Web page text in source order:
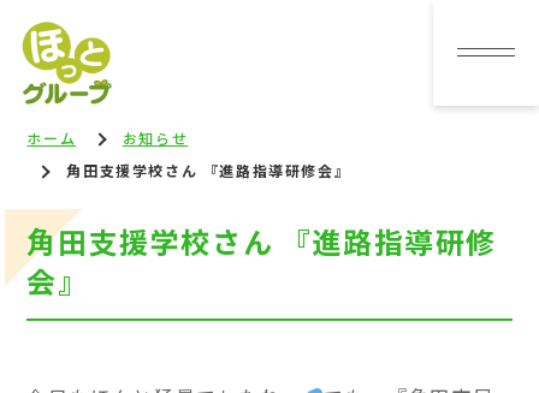
ホーム
お知らせ
角田支援学校さん 『進路指導研修会』
角田支援学校さん 『進路指導研修
会』